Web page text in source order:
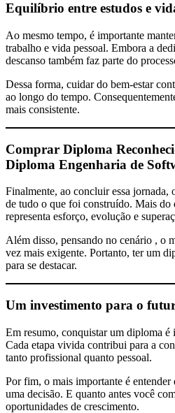
Equilíbrio entre estudos e
Ao mesmo tempo, é importante
trabalho e vida pessoal. Embora a
descanso também faz parte do
Dessa forma, cuidar do bem-estar
ao longo do tempo.
mais consistente.
Comprar Diploma
Diploma Engenharia de
Finalmente, ao concluir essa jornada,
de tudo o que foi construído. Mais do
representa esforço, evolução e
Além disso, pensando no cenário , o
vez mais exigente. Portanto, ter um
para se destacar.
Um investimento para o
Em resumo, conquistar um diploma
Cada etapa vivida contribui para a
tanto profissional quanto pessoal.
Por fim, o mais importante é entender
uma decisão. E quanto antes você
oportunidades de crescimento.